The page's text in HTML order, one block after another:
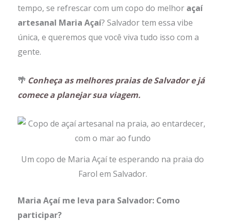
tempo, se refrescar com um copo do melhor açaí
artesanal Maria Açaí? Salvador tem essa vibe
única, e queremos que você viva tudo isso com a
gente.
🌴 Conheça as melhores praias de Salvador e já
comece a planejar sua viagem.
Um copo de Maria Açaí te esperando na praia do
Farol em Salvador.
Maria Açaí me leva para Salvador: Como
participar?